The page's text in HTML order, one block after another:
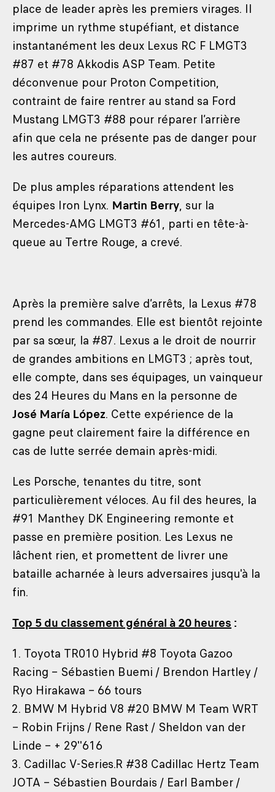
place de leader après les premiers virages. Il
imprime un rythme stupéfiant, et distance
instantanément les deux Lexus RC F LMGT3
#87 et #78 Akkodis ASP Team. Petite
déconvenue pour Proton Competition,
contraint de faire rentrer au stand sa Ford
Mustang LMGT3 #88 pour réparer l’arrière
afin que cela ne présente pas de danger pour
les autres coureurs.
De plus amples réparations attendent les
équipes Iron Lynx. Martin Berry, sur la
Mercedes-AMG LMGT3 #61, parti en tête-à-
queue au Tertre Rouge, a crevé.
Après la première salve d’arrêts, la Lexus #78
prend les commandes. Elle est bientôt rejointe
par sa sœur, la #87. Lexus a le droit de nourrir
de grandes ambitions en LMGT3 ; après tout,
elle compte, dans ses équipages, un vainqueur
des 24 Heures du Mans en la personne de
José María López. Cette expérience de la
gagne peut clairement faire la différence en
cas de lutte serrée demain après-midi.
Les Porsche, tenantes du titre, sont
particulièrement véloces. Au fil des heures, la
#91 Manthey DK Engineering remonte et
passe en première position. Les Lexus ne
lâchent rien, et promettent de livrer une
bataille acharnée à leurs adversaires jusqu'à la
fin.
Top 5 du classement général à 20 heures :
1. Toyota TR010 Hybrid #8 Toyota Gazoo
Racing – Sébastien Buemi / Brendon Hartley /
Ryo Hirakawa – 66 tours
2. BMW M Hybrid V8 #20 BMW M Team WRT
– Robin Frijns / Rene Rast / Sheldon van der
Linde – + 29''616
3. Cadillac V-Series.R #38 Cadillac Hertz Team
JOTA – Sébastien Bourdais / Earl Bamber /